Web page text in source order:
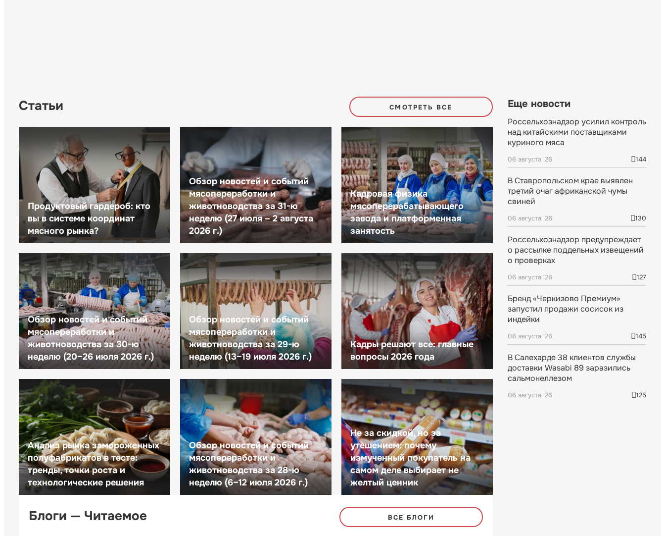
Статьи СМОТРЕТЬ ВСЕ
Продуктовый гардероб: кто
вы в системе координат
мясного рынка?
Обзор новостей и событий
мясопереработки и
животноводства за 31-ю
неделю (27 июля – 2 августа
2026 г.)
Кадровая физика
мясоперерабатывающего
завода и платформенная
занятость
Обзор новостей и событий
мясопереработки и
животноводства за 30-ю
неделю (20–26 июля 2026 г.)
Обзор новостей и событий
мясопереработки и
животноводства за 29-ю
неделю (13–19 июля 2026 г.)
Кадры решают все: главные
вопросы 2026 года
Анализ рынка замороженных
полуфабрикатов в тесте:
тренды, точки роста и
технологические решения
Обзор новостей и событий
мясопереработки и
животноводства за 28-ю
неделю (6–12 июля 2026 г.)
Не за скидкой, но за
утешением: почему
измученный покупатель на
самом деле выбирает не
желтый ценник
Блоги — Читаемое ВСЕ БЛОГИ
Еще новости
Россельхознадзор усилил контроль
над китайскими поставщиками
куриного мяса
06 августа '26 144
В Ставропольском крае выявлен
третий очаг африканской чумы
свиней
06 августа '26 130
Россельхознадзор предупреждает
о рассылке поддельных извещений
о проверках
06 августа '26 127
Бренд «Черкизово Премиум»
запустил продажи сосисок из
индейки
06 августа '26 145
В Салехарде 38 клиентов службы
доставки Wasabi 89 заразились
сальмонеллезом
06 августа '26 125